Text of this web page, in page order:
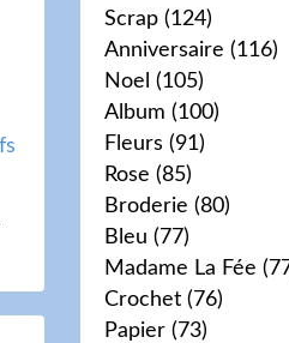
Scrap (124)
Anniversaire (116)
Noel (105)
Album (100)
Fleurs (91)
Rose (85)
Broderie (80)
Bleu (77)
Madame La Fée
Crochet (76)
Papier (73)